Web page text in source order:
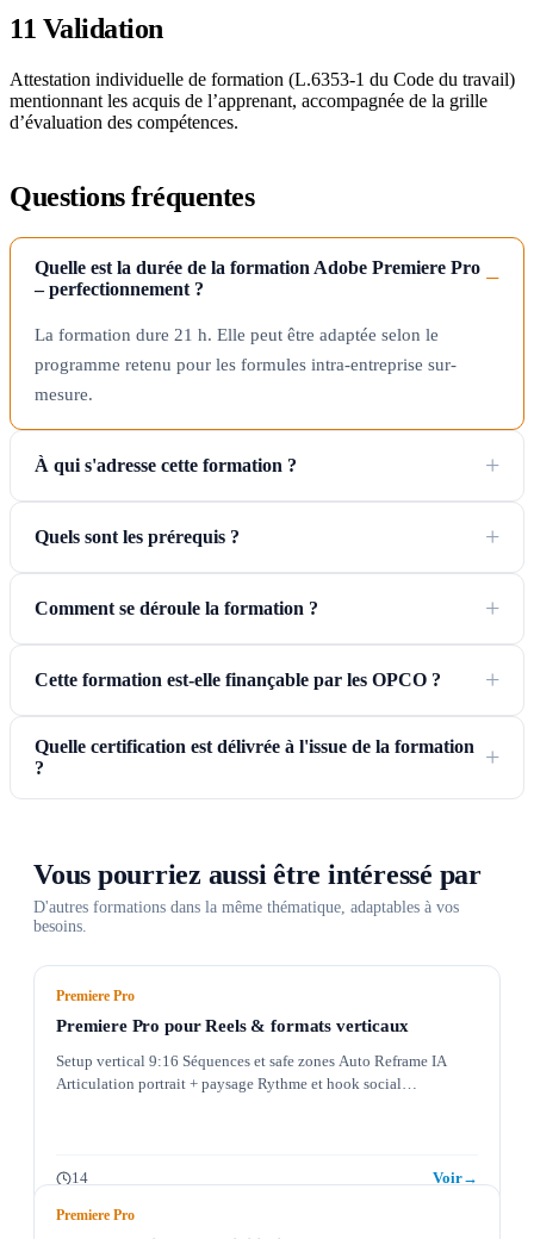
11 Validation
Attestation individuelle de formation (L.6353-1 du Code du travail)
mentionnant les acquis de l’apprenant, accompagnée de la grille
d’évaluation des compétences.
Questions fréquentes
Quelle est la durée de la formation Adobe Premiere Pro
– perfectionnement ?
La formation dure 21 h. Elle peut être adaptée selon le
programme retenu pour les formules intra-entreprise sur-
mesure.
À qui s'adresse cette formation ?
Quels sont les prérequis ?
Comment se déroule la formation ?
Cette formation est-elle finançable par les OPCO ?
Quelle certification est délivrée à l'issue de la formation
?
Vous pourriez aussi être intéressé par
D'autres formations dans la même thématique, adaptables à vos
besoins.
Premiere Pro
Premiere Pro pour Reels & formats verticaux
Setup vertical 9:16 Séquences et safe zones Auto Reframe IA
Articulation portrait + paysage Rythme et hook social…
14 Voir→
Premiere Pro